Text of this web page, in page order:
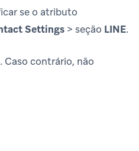
se o atributo
Settings > seção LINE.
. Caso contrário, não